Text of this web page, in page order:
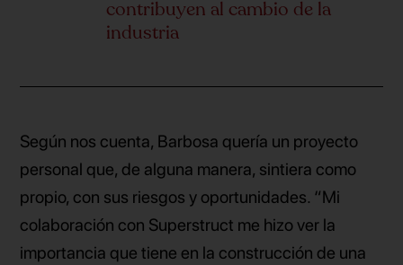
contribuyen al cambio de la
industria
Según nos cuenta, Barbosa quería un proyecto
personal que, de alguna manera, sintiera como
propio, con sus riesgos y oportunidades. “Mi
colaboración con Superstruct me hizo ver la
importancia que tiene en la construcción de una